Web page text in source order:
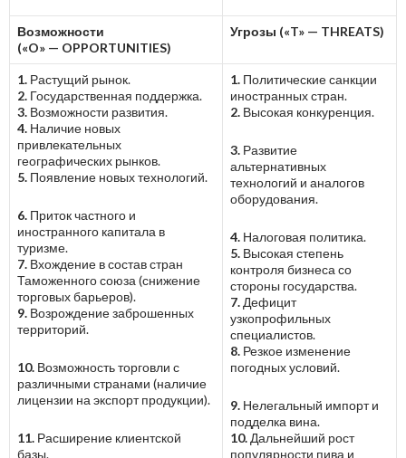
Возможности
(«O» — OPPORTUNITIES)
Угрозы («T» — THREATS)
1. Растущий рынок.
2. Государственная поддержка.
3. Возможности развития.
4. Наличие новых
привлекательных
географических рынков.
5. Появление новых технологий.
6. Приток частного и
иностранного капитала в
туризме.
7. Вхождение в состав стран
Таможенного союза (снижение
торговых барьеров).
9. Возрождение заброшенных
территорий.
10. Возможность торговли с
различными странами (наличие
лицензии на экспорт продукции).
11. Расширение клиентской
базы.
1. Политические санкции
иностранных стран.
2. Высокая конкуренция.
3. Развитие
альтернативных
технологий и аналогов
оборудования.
4. Налоговая политика.
5. Высокая степень
контроля бизнеса со
стороны государства.
7. Дефицит
узкопрофильных
специалистов.
8. Резкое изменение
погодных условий.
9. Нелегальный импорт и
подделка вина.
10. Дальнейший рост
популярности пива и